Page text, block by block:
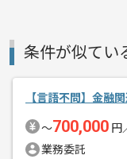
メント
条件が似てい
【言語不問】金融
〜700,000 円
業務委託